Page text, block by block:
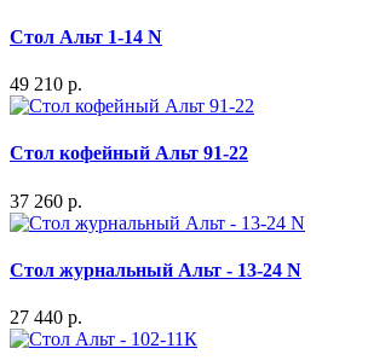
Стол Альт 1-14 N
49 210 р.
Стол кофейный Альт 91-22
37 260 р.
Стол журнальный Альт - 13-24 N
27 440 р.